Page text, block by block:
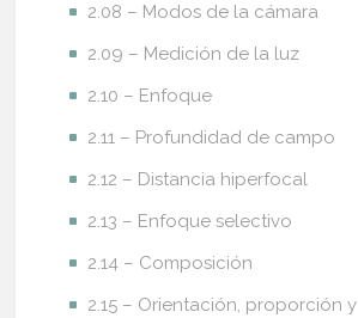
2.08 – Modos de la cámara
2.09 – Medición de la luz
2.10 – Enfoque
2.11 – Profundidad de campo
2.12 – Distancia hiperfocal
2.13 – Enfoque selectivo
2.14 – Composición
2.15 – Orientación, proporción y